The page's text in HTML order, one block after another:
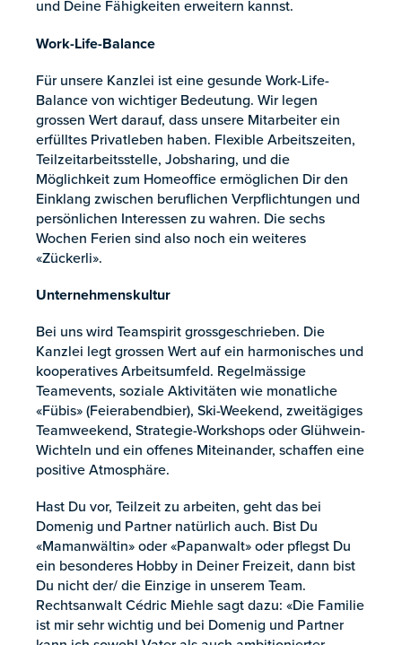
und Deine Fähigkeiten erweitern kannst.
Work-Life-Balance
Für unsere Kanzlei ist eine gesunde Work-Life-
Balance von wichtiger Bedeutung. Wir legen
grossen Wert darauf, dass unsere Mitarbeiter ein
erfülltes Privatleben haben. Flexible Arbeitszeiten,
Teilzeitarbeitsstelle, Jobsharing, und die
Möglichkeit zum Homeoffice ermöglichen Dir den
Einklang zwischen beruflichen Verpflichtungen und
persönlichen Interessen zu wahren. Die sechs
Wochen Ferien sind also noch ein weiteres
«Zückerli».
Unternehmenskultur
Bei uns wird Teamspirit grossgeschrieben. Die
Kanzlei legt grossen Wert auf ein harmonisches und
kooperatives Arbeitsumfeld. Regelmässige
Teamevents, soziale Aktivitäten wie monatliche
«Fübis» (Feierabendbier), Ski-Weekend, zweitägiges
Teamweekend, Strategie-Workshops oder Glühwein-
Wichteln und ein offenes Miteinander, schaffen eine
positive Atmosphäre.
Hast Du vor, Teilzeit zu arbeiten, geht das bei
Domenig und Partner natürlich auch. Bist Du
«Mamanwältin» oder «Papanwalt» oder pflegst Du
ein besonderes Hobby in Deiner Freizeit, dann bist
Du nicht der/ die Einzige in unserem Team.
Rechtsanwalt Cédric Miehle sagt dazu: «Die Familie
ist mir sehr wichtig und bei Domenig und Partner